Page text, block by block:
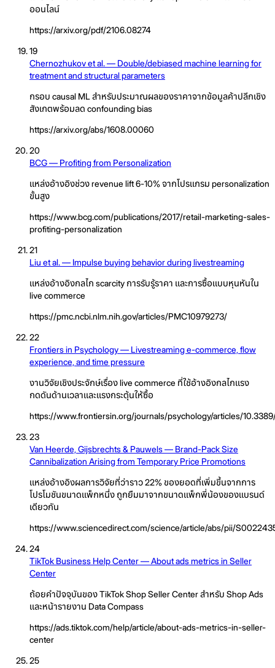
ออนไลน์
https://arxiv.org/pdf/2106.08274
19
Chernozhukov et al. — Double/debiased machine learning for
treatment and structural parameters
กรอบ causal ML สำหรับประมาณผลของราคาจากข้อมูลค้าปลีกเชิง
สังเกตพร้อมลด confounding bias
https://arxiv.org/abs/1608.00060
20
BCG — Profiting from Personalization
แหล่งอ้างอิงช่วง revenue lift 6-10% จากโปรแกรม personalization
ขั้นสูง
https://www.bcg.com/publications/2017/retail-marketing-sales-
profiting-personalization
21
Liu et al. — Impulse buying behavior during livestreaming
แหล่งอ้างอิงกลไก scarcity การรับรู้ราคา และการซื้อแบบหุนหันใน
live commerce
https://pmc.ncbi.nlm.nih.gov/articles/PMC10979273/
22
Frontiers in Psychology — Livestreaming e-commerce, flow
experience, and time pressure
งานวิจัยเชิงประจักษ์เรื่อง live commerce ที่ใช้อ้างอิงกลไกแรง
กดดันด้านเวลาและแรงกระตุ้นให้ซื้อ
https://www.frontiersin.org/journals/psychology/articles/
23
Van Heerde, Gijsbrechts & Pauwels — Brand-Pack Size
Cannibalization Arising from Temporary Price Promotions
แหล่งอ้างอิงผลการวิจัยที่ว่าราว 22% ของยอดที่เพิ่มขึ้นจากการ
โปรโมชันขนาดแพ็กหนึ่ง ถูกยืมมาจากขนาดแพ็กพี่น้องของแบรนด์
เดียวกัน
https://www.sciencedirect.com/science/article/abs/pii/
24
TikTok Business Help Center — About ads metrics in Seller
Center
ถ้อยคำปัจจุบันของ TikTok Shop Seller Center สำหรับ Shop Ads
และหน้ารายงาน Data Compass
https://ads.tiktok.com/help/article/about-ads-metrics-in-seller-
center
25